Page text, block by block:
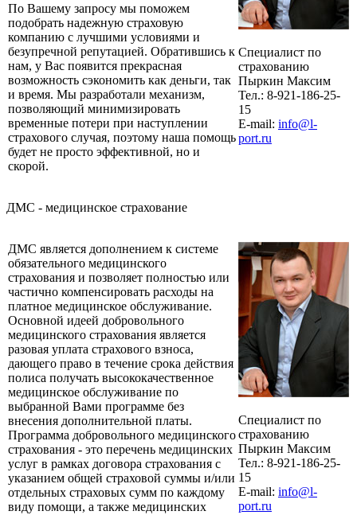
По Вашему запросу мы поможем
подобрать надежную страховую
компанию с лучшими условиями и
безупречной репутацией. Обратившись к
нам, у Вас появится прекрасная
возможность сэкономить как деньги, так
и время. Мы разработали механизм,
позволяющий минимизировать
временные потери при наступлении
страхового случая, поэтому наша помощь
будет не просто эффективной, но и
скорой.
Специалист по
страхованию
Пыркин Максим
Тел.: 8-921-186-25-
15
E-mail: info@l-
port.ru
ДМС - медицинское страхование
ДМС является дополнением к системе
обязательного медицинского
страхования и позволяет полностью или
частично компенсировать расходы на
платное медицинское обслуживание.
Основной идеей добровольного
медицинского страхования является
разовая уплата страхового взноса,
дающего право в течение срока действия
полиса получать высококачественное
медицинское обслуживание по
выбранной Вами программе без
внесения дополнительной платы.
Программа добровольного медицинского
страхования - это перечень медицинских
услуг в рамках договора страхования с
указанием общей страховой суммы и/или
отдельных страховых сумм по каждому
виду помощи, а также медицинских
Специалист по
страхованию
Пыркин Максим
Тел.: 8-921-186-25-
15
E-mail: info@l-
port.ru